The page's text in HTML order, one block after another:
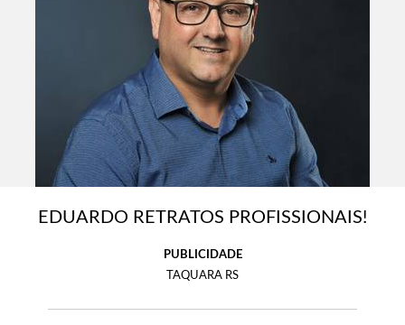
EDUARDO RETRATOS PROFISSIONAIS!
PUBLICIDADE
TAQUARA RS